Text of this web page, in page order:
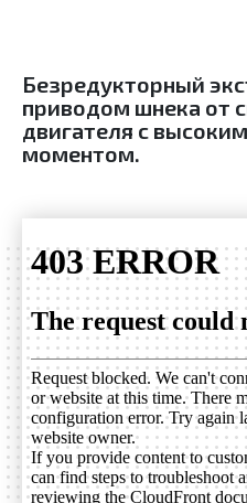
Безредукторный
приводом шнека от
двигателя с
моментом.